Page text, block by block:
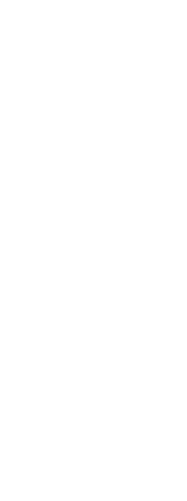
了承ください。
き作成されるも
をご了承くださ
御機器販売店・
ようお願いしま
社の共同利用者
とをご了承くだ
」に記載されて
です。
ありません。
です。
ず変更すること
1000ppm以下、
下、フタル酸ジブチ
) : 1000ppm、
ない年数を意
要な手段を講じ
これらの製造装
通知します。
、取り引きをい
ムロン制御